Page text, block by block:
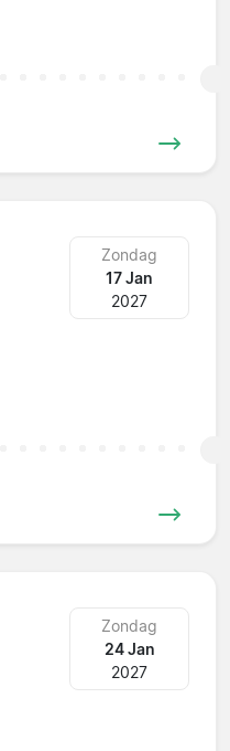
Zondag
17 Jan
2027
Zondag
24 Jan
2027